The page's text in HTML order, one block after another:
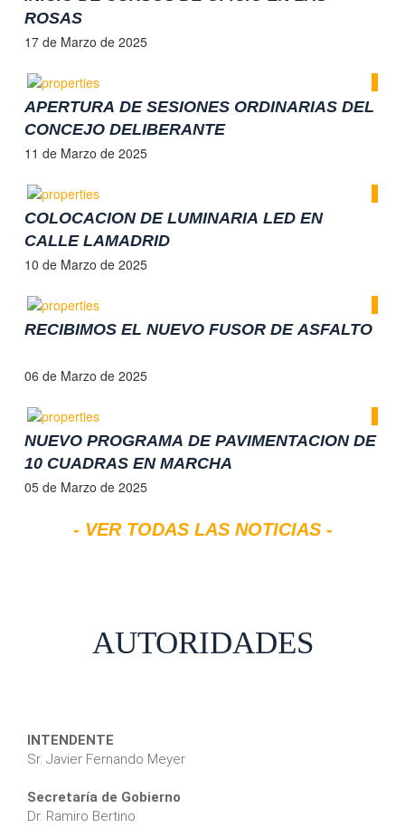
ROSAS
17 de Marzo de 2025
APERTURA DE SESIONES ORDINARIAS DEL
CONCEJO DELIBERANTE
11 de Marzo de 2025
COLOCACION DE LUMINARIA LED EN
CALLE LAMADRID
10 de Marzo de 2025
RECIBIMOS EL NUEVO FUSOR DE ASFALTO
06 de Marzo de 2025
NUEVO PROGRAMA DE PAVIMENTACION DE
10 CUADRAS EN MARCHA
05 de Marzo de 2025
- VER TODAS LAS NOTICIAS -
AUTORIDADES
INTENDENTE
Sr. Javier Fernando Meyer
Secretaría de Gobierno
Dr. Ramiro Bertino